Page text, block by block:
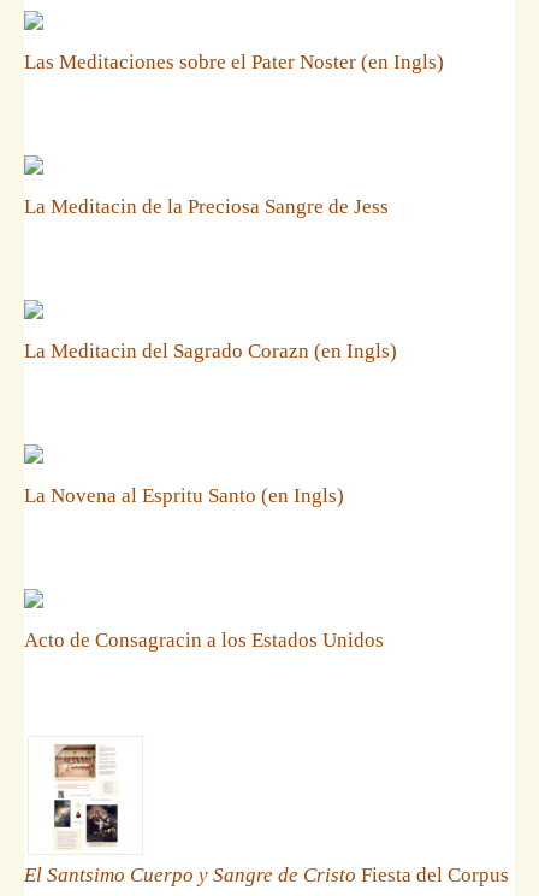
Las Meditaciones sobre el Pater Noster (en Ingls)
La Meditacin de la Preciosa Sangre de Jess
La Meditacin del Sagrado Corazn (en Ingls)
La Novena al Espritu Santo (en Ingls)
Acto de Consagracin a los Estados Unidos
El Santsimo Cuerpo y Sangre de Cristo Fiesta del Corpus